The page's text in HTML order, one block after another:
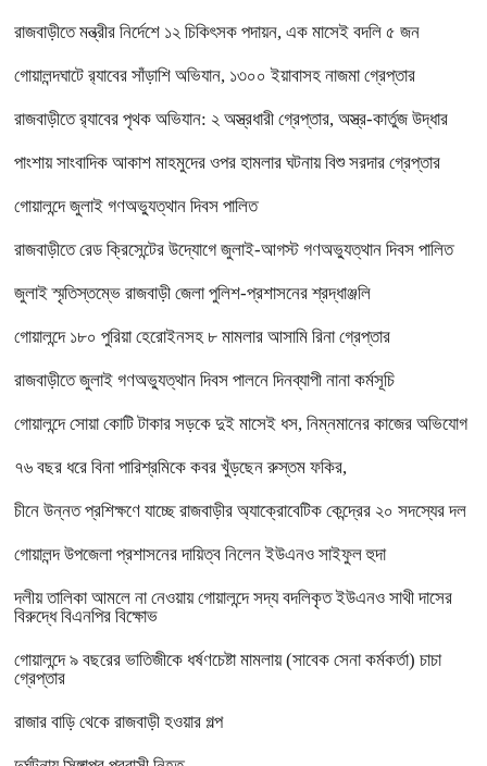
রাজবাড়ীতে মন্ত্রীর নির্দেশে ১২ চিকিৎসক পদায়ন, এক মাসেই বদলি ৫ জন
গোয়ালন্দঘাটে র‌্যাবের সাঁড়াশি অভিযান, ১৩০০ ইয়াবাসহ নাজমা গ্রেপ্তার
রাজবাড়ীতে র‌্যাবের পৃথক অভিযান: ২ অস্ত্রধারী গ্রেপ্তার, অস্ত্র-কার্তুজ উদ্ধার
পাংশায় সাংবাদিক আকাশ মাহমুদের ওপর হামলার ঘটনায় বিশু সরদার গ্রেপ্তার
গোয়ালন্দে জুলাই গণঅভ্যুত্থান দিবস পালিত
রাজবাড়ীতে রেড ক্রিসেন্টের উদ্যোগে জুলাই-আগস্ট গণঅভ্যুত্থান দিবস পালিত
জুলাই স্মৃতিস্তম্ভে রাজবাড়ী জেলা পুলিশ-প্রশাসনের শ্রদ্ধাঞ্জলি
গোয়ালন্দে ১৮০ পুরিয়া হেরোইনসহ ৮ মামলার আসামি রিনা গ্রেপ্তার
রাজবাড়ীতে জুলাই গণঅভ্যুত্থান দিবস পালনে দিনব্যাপী নানা কর্মসূচি
গোয়ালন্দে সোয়া কোটি টাকার সড়কে দুই মাসেই ধস, নিম্নমানের কাজের অভিযোগ
৭৬ বছর ধরে বিনা পারিশ্রমিকে কবর খুঁড়ছেন রুস্তম ফকির,
চীনে উন্নত প্রশিক্ষণে যাচ্ছে রাজবাড়ীর অ্যাক্রোবেটিক কেন্দ্রের ২০ সদস্যের দল
গোয়ালন্দ উপজেলা প্রশাসনের দায়িত্ব নিলেন ইউএনও সাইফুল হুদা
দলীয় তালিকা আমলে না নেওয়ায় গোয়ালন্দে সদ্য বদলিকৃত ইউএনও সাথী দাসের
বিরুদ্ধে বিএনপির বিক্ষোভ
গোয়ালন্দে ৯ বছরের ভাতিজীকে ধর্ষণচেষ্টা মামলায় (সাবেক সেনা কর্মকর্তা) চাচা
গ্রেপ্তার
রাজার বাড়ি থেকে রাজবাড়ী হওয়ার গল্প